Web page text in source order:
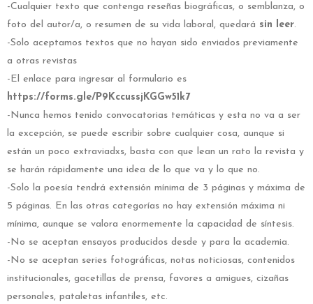
-Cualquier texto que contenga reseñas biográficas, o semblanza, o
foto del autor/a, o resumen de su vida laboral, quedará sin leer.
-Solo aceptamos textos que no hayan sido enviados previamente
a otras revistas
-El enlace para ingresar al formulario es
https://forms.gle/P9KccussjKGGw51k7
-Nunca hemos tenido convocatorias temáticas y esta no va a ser
la excepción, se puede escribir sobre cualquier cosa, aunque si
están un poco extraviadxs, basta con que lean un rato la revista y
se harán rápidamente una idea de lo que va y lo que no.
-Solo la poesía tendrá extensión mínima de 3 páginas y máxima de
5 páginas. En las otras categorías no hay extensión máxima ni
mínima, aunque se valora enormemente la capacidad de síntesis.
-No se aceptan ensayos producidos desde y para la academia.
-No se aceptan series fotográficas, notas noticiosas, contenidos
institucionales, gacetillas de prensa, favores a amigues, cizañas
personales, pataletas infantiles, etc.